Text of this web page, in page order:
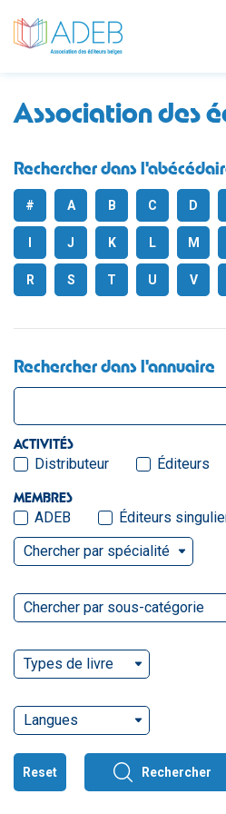
Association des
Rechercher dans
# A B C D
J K L M
R S T U V
Rechercher dans l'annuaire
ACTIVITÉS
Distributeur Éditeurs
MEMBRES
ADEB
Éditeurs
Chercher par spécialité
Chercher par sous-catégorie
Types de livre
Langues
Reset Rechercher